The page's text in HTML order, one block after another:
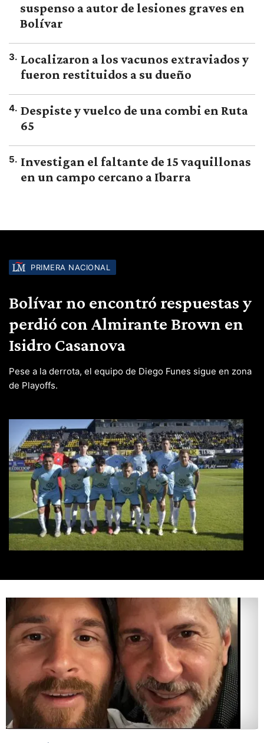
suspenso a autor de lesiones graves en
Bolívar
3. Localizaron a los vacunos extraviados y
fueron restituidos a su dueño
4. Despiste y vuelco de una combi en Ruta
65
5. Investigan el faltante de 15 vaquillonas
en un campo cercano a Ibarra
PRIMERA NACIONAL
Bolívar no encontró respuestas y
perdió con Almirante Brown en
Isidro Casanova
Pese a la derrota, el equipo de Diego Funes sigue en zona
de Playoffs.